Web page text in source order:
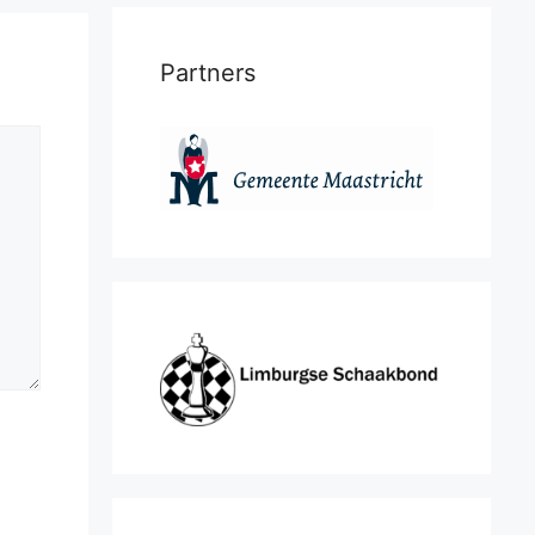
Partners